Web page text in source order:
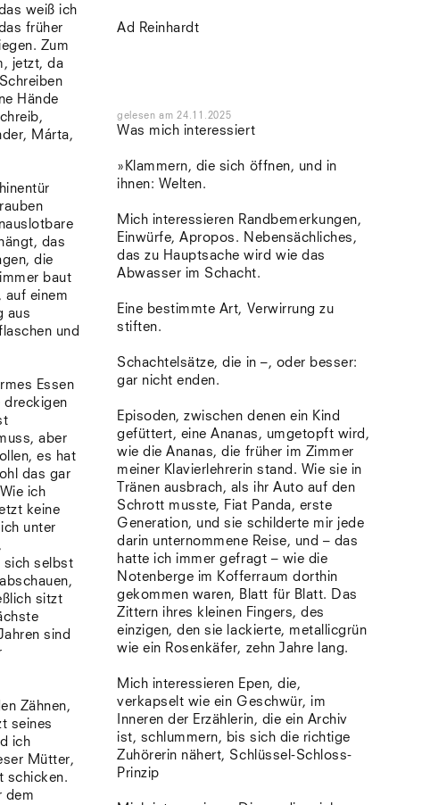
weiß ich
früher
Zum
jetzt, da
Hände
Márta,
das
die
baut
auf einem
aus
und
Essen
dreckigen
aber
es hat
das gar
ich
keine
unter
sich selbst
sitzt
sind
Zähnen,
seines
ich
Mütter,
schicken.
dem
Ad Reinhardt
Was mich interessiert
»Klammern, die sich öffnen, und in
ihnen: Welten.
Mich interessieren Randbemerkungen,
Einwürfe, Apropos. Nebensächliches,
das zu Hauptsache wird wie das
Abwasser im Schacht.
Eine bestimmte Art, Verwirrung zu
stiften.
Schachtelsätze, die in –, oder besser:
gar nicht enden.
Episoden, zwischen denen ein Kind
gefüttert, eine Ananas, umgetopft wird,
wie die Ananas, die früher im Zimmer
meiner Klavierlehrerin stand. Wie sie in
Tränen ausbrach, als ihr Auto auf den
Schrott musste, Fiat Panda, erste
Generation, und sie schilderte mir jede
darin unternommene Reise, und – das
hatte ich immer gefragt – wie die
Notenberge im Kofferraum dorthin
gekommen waren, Blatt für Blatt. Das
Zittern ihres kleinen Fingers, des
einzigen, den sie lackierte, metallicgrün
wie ein Rosenkäfer, zehn Jahre lang.
Mich interessieren Epen, die,
verkapselt wie ein Geschwür, im
Inneren der Erzählerin, die ein Archiv
ist, schlummern, bis sich die richtige
Zuhörerin nähert, Schlüssel-Schloss-
Prinzip
gelesen am24.11.2025